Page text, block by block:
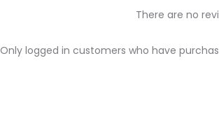
R
There are no
Only logged in customers who have